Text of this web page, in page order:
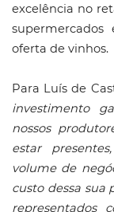
excelência no
oferta de vinhos.
Para Luís de
investimento
nossos
estar
volume de
custo dessa sua
representados